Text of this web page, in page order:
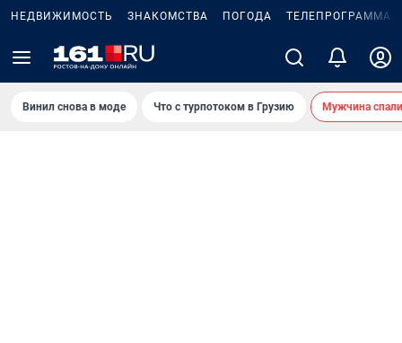
НЕДВИЖИМОСТЬ ЗНАКОМСТВА ПОГОДА ТЕЛЕПРОГРАММА
Винил снова в моде Что с турпотоком в Грузию Мужчина